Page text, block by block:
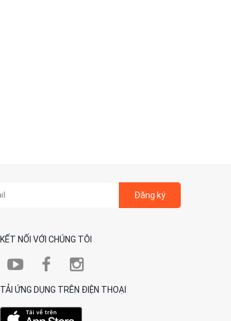
Đăng ký
KẾT NỐI VỚI CHÚNG TÔI
TẢI ỨNG DỤNG TRÊN ĐIỆN THOẠI